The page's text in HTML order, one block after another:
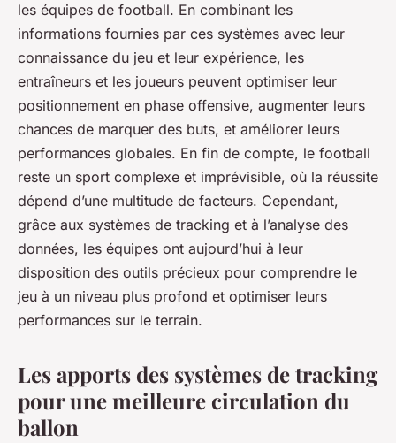
les équipes de football. En combinant les
informations fournies par ces systèmes avec leur
connaissance du jeu et leur expérience, les
entraîneurs et les joueurs peuvent optimiser leur
positionnement en phase offensive, augmenter leurs
chances de marquer des buts, et améliorer leurs
performances globales. En fin de compte, le football
reste un sport complexe et imprévisible, où la réussite
dépend d’une multitude de facteurs. Cependant,
grâce aux systèmes de tracking et à l’analyse des
données, les équipes ont aujourd’hui à leur
disposition des outils précieux pour comprendre le
jeu à un niveau plus profond et optimiser leurs
performances sur le terrain.
Les apports des systèmes de tracking
pour une meilleure circulation du
ballon